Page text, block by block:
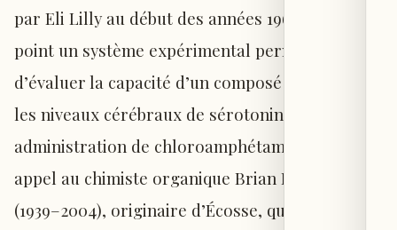
par Eli Lilly au début des années 1960, mit au
point un système expérimental permettant
d’évaluer la capacité d’un composé à restaurer
les niveaux cérébraux de sérotonine après
administration de chloroamphétamine. Il fit
appel au chimiste organique Brian B. Malloy
(1939–2004), originaire d’Écosse, qui choisit